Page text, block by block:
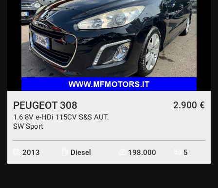
PEUGEOT 308
1.6 8V e-HDi 115CV S&S AUT.
SW Sport
2.900 €
2013 Diesel 198.000 5